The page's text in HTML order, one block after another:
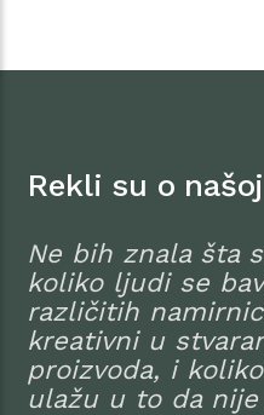
Rekli su o
Ne bih znala šta
koliko ljudi se
različitih
kreativni u
proizvoda, i
ulažu u to da